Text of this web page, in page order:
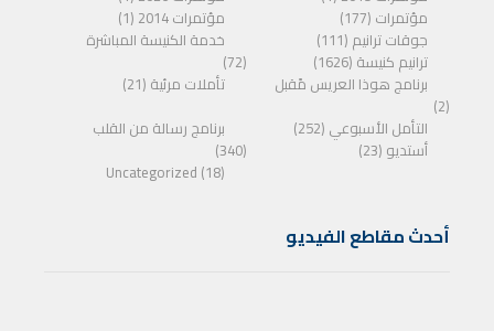
مؤتمرات 2014 (1)
مؤتمرات (177)
خدمة الكنيسة المباشرة
(72)
جوقات ترانيم (111)
ترانيم كنيسة (1626)
تأملات مرئية (21)
برنامج هوذا العريس مًقبل
(2)
برنامج رسالة من القلب
(340)
التأمل الأسبوعي (252)
أستديو (23)
Uncategorized (18)
أحدث مقاطع الفيديو